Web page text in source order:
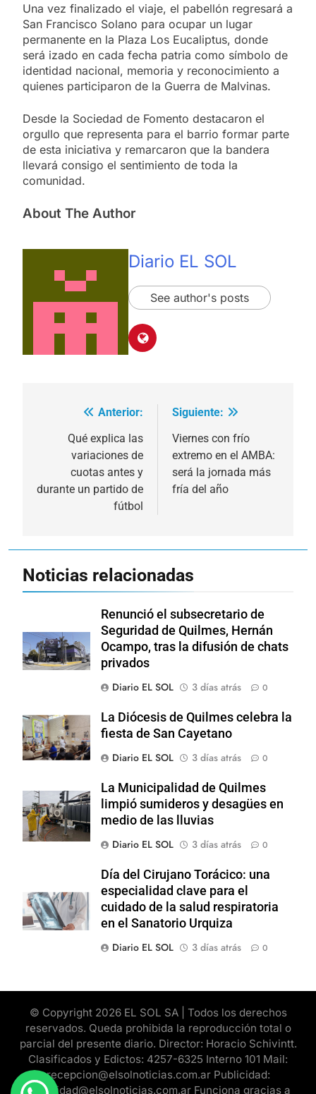
Una vez finalizado el viaje, el pabellón regresará a
San Francisco Solano para ocupar un lugar
permanente en la Plaza Los Eucaliptus, donde
será izado en cada fecha patria como símbolo de
identidad nacional, memoria y reconocimiento a
quienes participaron de la Guerra de Malvinas.
Desde la Sociedad de Fomento destacaron el
orgullo que representa para el barrio formar parte
de esta iniciativa y remarcaron que la bandera
llevará consigo el sentimiento de toda la
comunidad.
About The Author
Diario EL SOL
See author's posts
Navegación
entradas
Anterior:
Qué explica las
variaciones de
cuotas antes y
durante un partido de
fútbol
Siguiente:
Viernes con frío
extremo en el AMBA:
será la jornada más
fría del año
Noticias relacionadas
Renunció el subsecretario de
Seguridad de Quilmes, Hernán
Ocampo, tras la difusión de chats
privados
Diario EL SOL
3 días atrás 0
La Diócesis de Quilmes celebra la
fiesta de San Cayetano
Diario EL SOL
3 días atrás 0
La Municipalidad de Quilmes
limpió sumideros y desagües en
medio de las lluvias
Diario EL SOL
3 días atrás 0
Día del Cirujano Torácico: una
especialidad clave para el
cuidado de la salud respiratoria
en el Sanatorio Urquiza
Diario EL SOL
3 días atrás 0
© Copyright 2026 EL SOL SA | Todos los derechos
reservados. Queda prohibida la reproducción total o
parcial del presente diario. Director: Horacio Schivintt.
Clasificados y Edictos: 4257-6325 Interno 101 Mail:
recepcion@elsolnoticias.com.ar Publicidad:
publicidad@elsolnoticias.com.ar Funciona gracias a